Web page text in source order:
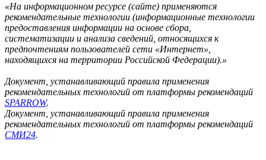
«На информационном ресурсе (сайте) применяются
рекомендательные технологии (информационные технологии
предоставления информации на основе сбора,
систематизации и анализа сведений, относящихся к
предпочтениям пользователей сети «Интернет»,
находящихся на территории Российской Федерации).»
Документ, устанавливающий правила применения
рекомендательных технологий от платформы рекомендаций
SPARROW.
Документ, устанавливающий правила применения
рекомендательных технологий от платформы рекомендаций
СМИ24.